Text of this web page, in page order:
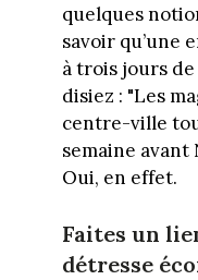
quelques
savoir qu’une
à trois jours de
disiez : "Les
centre-ville
semaine avant
Oui, en effet.
Faites un
détresse